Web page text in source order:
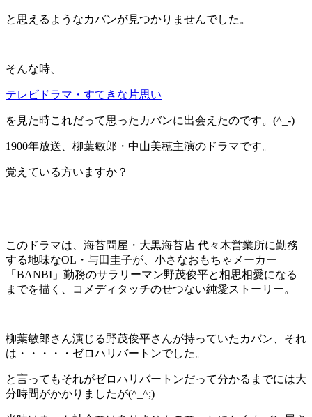
と思えるようなカバンが見つかりませんでした。
そんな時、
テレビドラマ・すてきな片思い
を見た時これだって思ったカバンに出会えたのです。(^_-)
1900年放送、柳葉敏郎・中山美穂主演のドラマです。
覚えている方いますか？
このドラマは、海苔問屋・大黒海苔店 代々木営業所に勤務
する地味なOL・与田圭子が、小さなおもちゃメーカー
「BANBI」勤務のサラリーマン野茂俊平と相思相愛になる
までを描く、コメディタッチのせつない純愛ストーリー。
柳葉敏郎さん演じる野茂俊平さんが持っていたカバン、それ
は・・・・・ゼロハリバートンでした。
と言ってもそれがゼロハリバートンだって分かるまでには大
分時間がかかりましたが(^_^;)